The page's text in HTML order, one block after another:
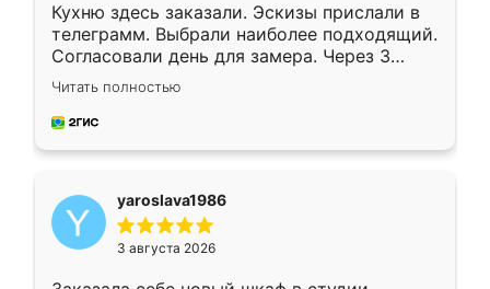
Кухню здесь заказали. Эскизы прислали в
телеграмм. Выбрали наиболее подходящий.
Согласовали день для замера. Через 3
недели кухня была уже готова. Остались
довольны работой. Спасибо Ренессанс
мебель за качественную работу!
Читать полностью
yaroslava1986
3 августа 2026